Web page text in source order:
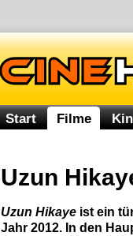
Start Filme
Uzun
Uzun Hikaye ist ein
Jahr 2012. In den